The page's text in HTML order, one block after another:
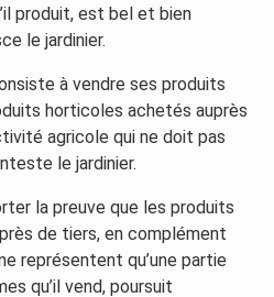
produit, est bel et bien
le jardinier.
à vendre ses produits
horticoles achetés auprès
agricole qui ne doit pas
le jardinier.
la preuve que les produits
de tiers, en complément
représentent qu’une partie
qu’il vend, poursuit